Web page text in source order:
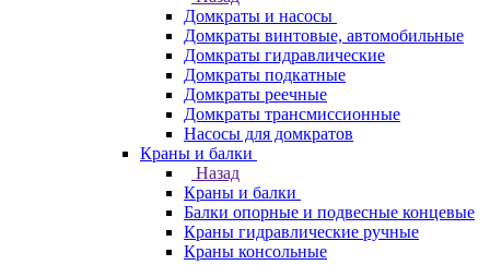
Домкраты и насосы
Домкраты винтовые, автомобильные
Домкраты гидравлические
Домкраты подкатные
Домкраты реечные
Домкраты трансмиссионные
Насосы для домкратов
Краны и балки
Назад
Краны и балки
Балки опорные и подвесные концевые
Краны гидравлические ручные
Краны консольные